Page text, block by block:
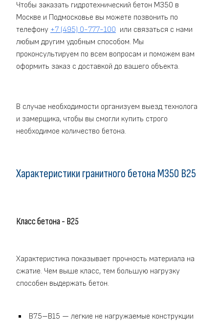
Чтобы заказать гидротехнический бетон M350 в
Москве и Подмосковье вы можете позвонить по
телефону +7 (495) 0-777-100 или связаться с нами
любым другим удобным способом. Мы
проконсультируем по всем вопросам и поможем вам
оформить заказ с доставкой до вашего объекта.
В случае необходимости организуем выезд технолога
и замерщика, чтобы вы смогли купить строго
необходимое количество бетона.
Характеристики гранитного бетона M350 В25
Класс бетона - В25
Характеристика показывает прочность материала на
сжатие. Чем выше класс, тем большую нагрузку
способен выдержать бетон.
B7.5–B15 — легкие не нагружаемые конструкции